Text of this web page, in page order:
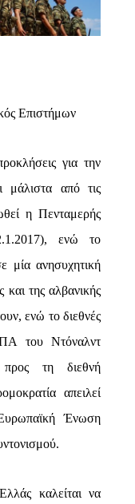
Επιστήμων
για την
μάλιστα από τις
η Πενταμερής
ενώ το
μία ανησυχητική
και της αλβανικής
ενώ το διεθνές
του Ντόναλντ
τη διεθνή
απειλεί
Ένωση
καλείται να